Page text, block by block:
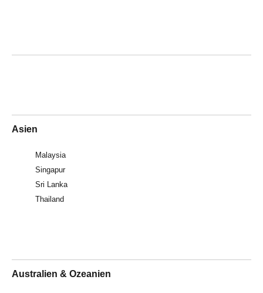
Asien
Malaysia
Singapur
Sri Lanka
Thailand
Australien & Ozeanien